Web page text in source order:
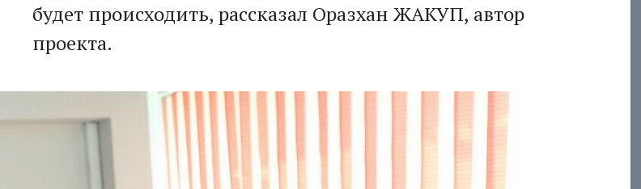
будет происходить, рассказал Оразхан ЖАКУП, автор
проекта.